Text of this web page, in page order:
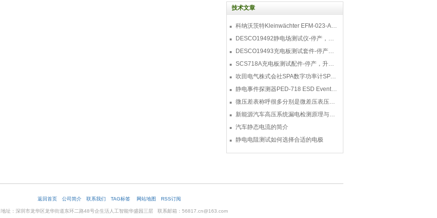
技术文章
科纳沃茨特Kleinwächter EFM-023-AKC静电测试仪套件-EFM023AKC KIT
DESCO19492静电场测试仪-停产，替代型号770716
DESCO19493充电板测试套件-停产，替代型号718+770719
SCS718A充电板测试配件-停产，升级型号770719
吹田电气株式会社SPA数字功率计SPA3000/SPA2000/SPA1000
静电事件探测器PED-718 ESD Event Detector
微压差表称呼很多分别是微差压表压差计微压表
新能源汽车高压系统漏电检测原理与故障检修
汽车静态电流的简介
静电电阻测试如何选择合适的电极
返回首页 公司简介 联系我们 TAG标签 网站地图 RSS订阅
地址：深圳市龙华区龙华街道东环二路48号企生活人工智能华盛园三层 联系邮箱：56817.cn@163.com